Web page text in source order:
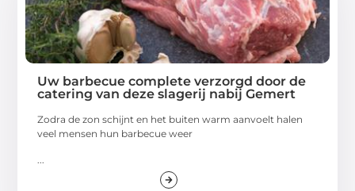
Uw barbecue complete verzorgd door de
catering van deze slagerij nabij Gemert
Zodra de zon schijnt en het buiten warm aanvoelt halen
veel mensen hun barbecue weer